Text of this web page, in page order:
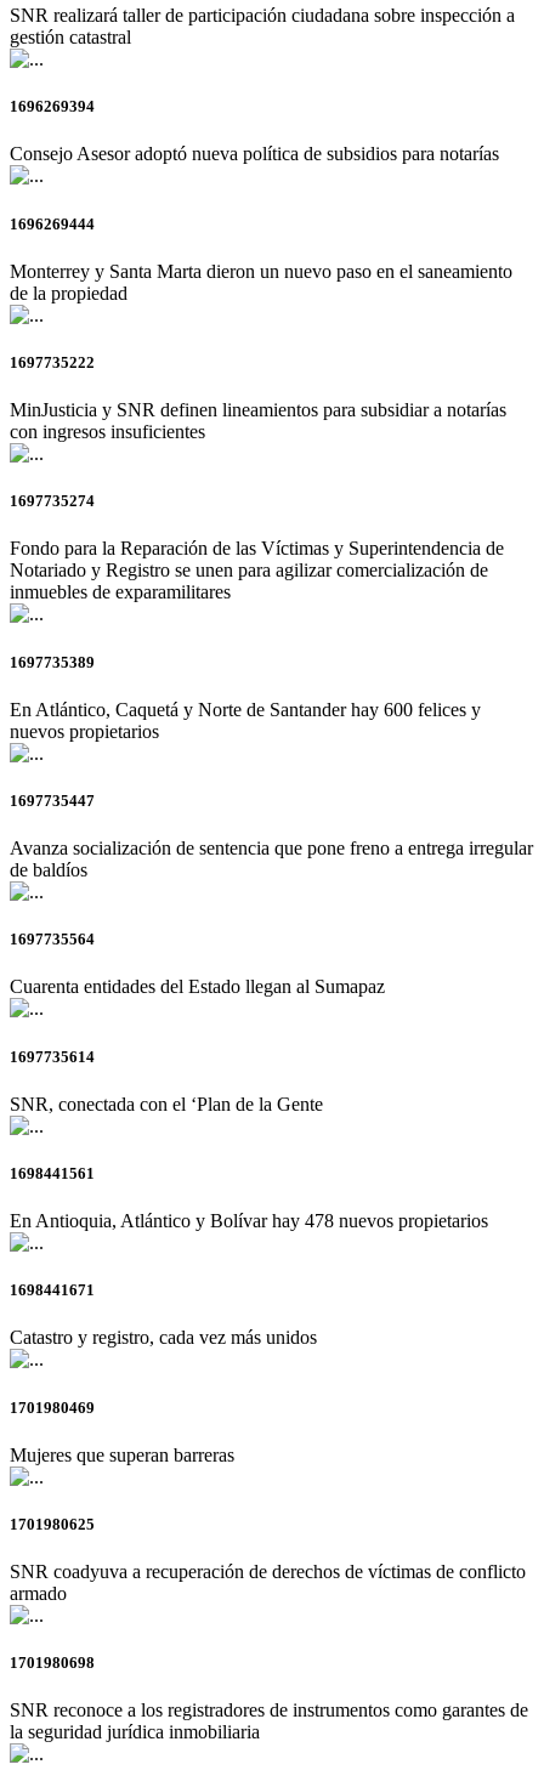
SNR realizará taller de participación ciudadana sobre inspección a
gestión catastral
1696269394
Consejo Asesor adoptó nueva política de subsidios para notarías
1696269444
Monterrey y Santa Marta dieron un nuevo paso en el saneamiento
de la propiedad
1697735222
MinJusticia y SNR definen lineamientos para subsidiar a notarías
con ingresos insuficientes
1697735274
Fondo para la Reparación de las Víctimas y Superintendencia de
Notariado y Registro se unen para agilizar comercialización de
inmuebles de exparamilitares
1697735389
En Atlántico, Caquetá y Norte de Santander hay 600 felices y
nuevos propietarios
1697735447
Avanza socialización de sentencia que pone freno a entrega irregular
de baldíos
1697735564
Cuarenta entidades del Estado llegan al Sumapaz
1697735614
SNR, conectada con el ‘Plan de la Gente
1698441561
En Antioquia, Atlántico y Bolívar hay 478 nuevos propietarios
1698441671
Catastro y registro, cada vez más unidos
1701980469
Mujeres que superan barreras
1701980625
SNR coadyuva a recuperación de derechos de víctimas de conflicto
armado
1701980698
SNR reconoce a los registradores de instrumentos como garantes de
la seguridad jurídica inmobiliaria